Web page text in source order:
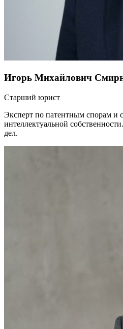
Игорь Михайлович
Старший юрист
Эксперт по патентным спорам и
интеллектуальной
дел.